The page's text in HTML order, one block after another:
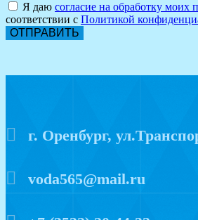
Я даю согласие на обработку моих
соответствии с Политикой
ОТПРАВИТЬ
г. Оренбург,
voda565@mail.ru